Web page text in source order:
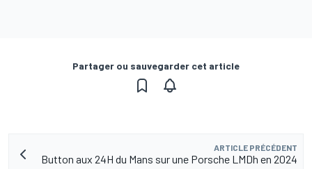
Partager ou sauvegarder cet article
ARTICLE PRÉCÉDENT
Button aux 24H du Mans sur une Porsche LMDh en 2024